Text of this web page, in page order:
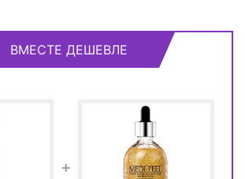
ВМЕСТЕ ДЕШЕВЛЕ
+